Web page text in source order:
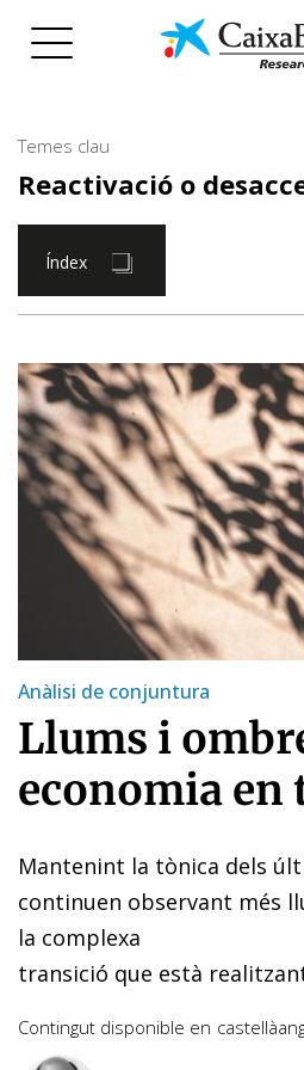
Temes clau
Reactivació o
Índex
Anàlisi de conjuntura
Llums i
economia en
Mantenint la tònica dels
continuen observant més
la complexa
transició que està
Contingut disponible en castellà